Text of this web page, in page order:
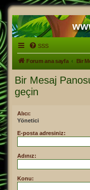
SSS
Forum ana sayfa Bir
Bir Mesaj
geçin
Alıcı:
Yönetici
E-posta adresiniz:
Adınız:
Konu: